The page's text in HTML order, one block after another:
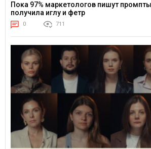
Пока 97% маркетологов пишут
получила иглу и фетр
0 711